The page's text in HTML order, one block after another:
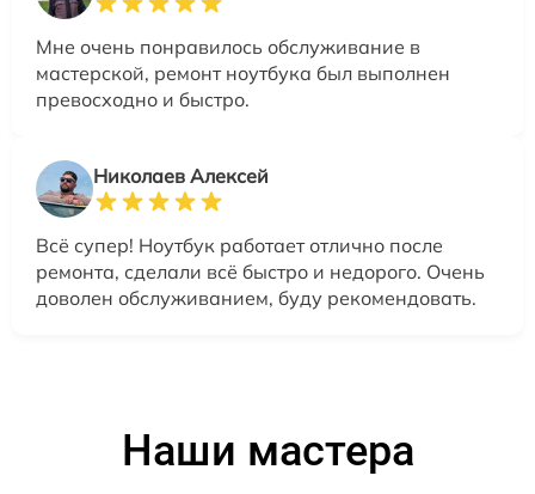
Мне очень понравилось обслуживание в
мастерской, ремонт ноутбука был выполнен
превосходно и быстро.
Николаев Алексей
Всё супер! Ноутбук работает отлично после
ремонта, сделали всё быстро и недорого. Очень
доволен обслуживанием, буду рекомендовать.
Наши мастера